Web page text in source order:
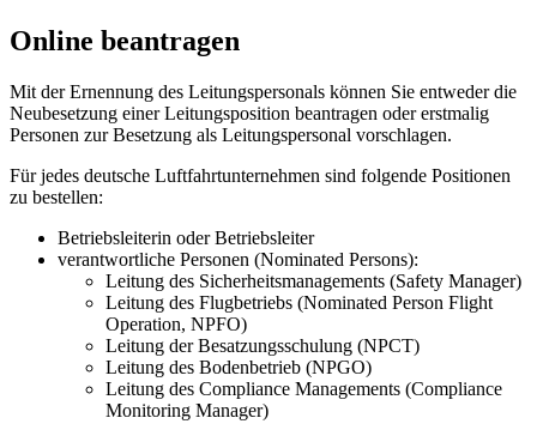
Online beantragen
Mit der Ernennung des Leitungspersonals können Sie entweder die
Neubesetzung einer Leitungsposition beantragen oder erstmalig
Personen zur Besetzung als Leitungspersonal vorschlagen.
Für jedes deutsche Luftfahrtunternehmen sind folgende Positionen
zu bestellen:
Betriebsleiterin oder Betriebsleiter
verantwortliche Personen (Nominated Persons):
Leitung des Sicherheitsmanagements (Safety Manager)
Leitung des Flugbetriebs (Nominated Person Flight
Operation, NPFO)
Leitung der Besatzungsschulung (NPCT)
Leitung des Bodenbetrieb (NPGO)
Leitung des Compliance Managements (Compliance
Monitoring Manager)